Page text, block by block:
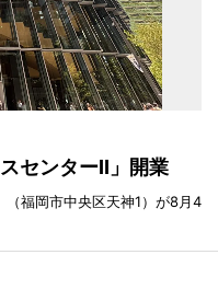
センターII」開業
（福岡市中央区天神1）が8月4